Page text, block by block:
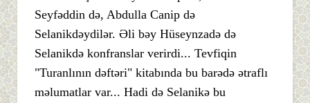
Seyfəddin də, Abdulla Canip də
Selanikdəydilər. Əli bəy Hüseynzadə də
Selanikdə konfranslar verirdi... Tevfiqin
"Turanlının dəftəri" kitabında bu barədə ətraflı
məlumatlar var... Hadi də Selanikə bu